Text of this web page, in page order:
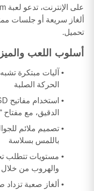
ألغاز سريعة أو جلسات
تحميل.
أسلوب اللعب
آليات مبتكرة
الحركة الصلبة
الدقيق، مع مفتاح “R” لإعادة بدء المستويات على الفور
تصميم ملائم
باللمس بسلاسة
مستويات تتطلب
والهروب من
ألغاز صعبة